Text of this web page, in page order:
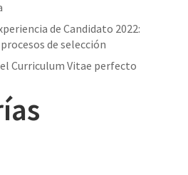
de Candidato 2022:
de selección
Curriculum Vitae perfecto